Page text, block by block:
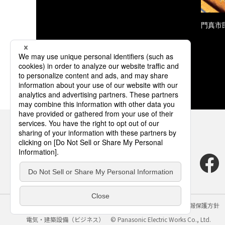
門真市
サイトのご利用にあたって クッキーポリシー
個人情報保護方針
電気・建築設備（ビジネス）
© Panasonic Electric Works Co., Ltd.